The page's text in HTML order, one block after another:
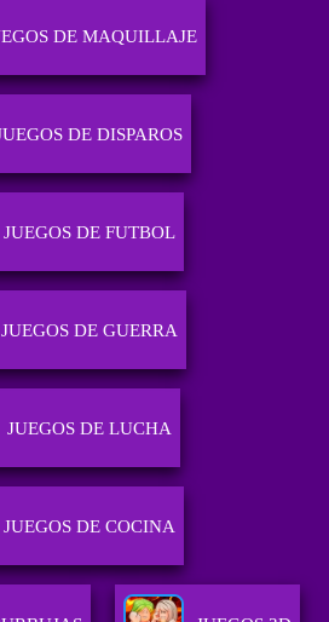
DE MAQUILLAJE
DE DISPAROS
JUEGOS DE FUTBOL
JUEGOS DE GUERRA
JUEGOS DE LUCHA
JUEGOS DE COCINA